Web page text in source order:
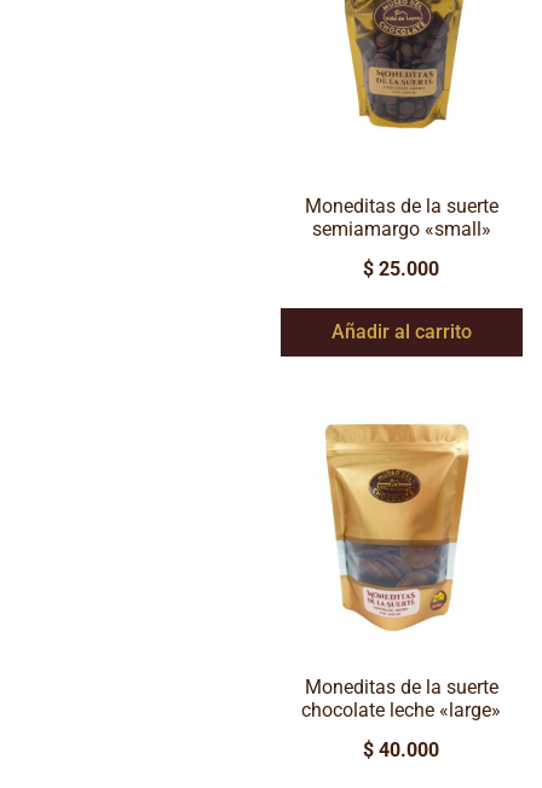
Moneditas de la suerte
semiamargo «small»
$ 25.000
Añadir al carrito
Moneditas de la suerte
chocolate leche «large»
$ 40.000